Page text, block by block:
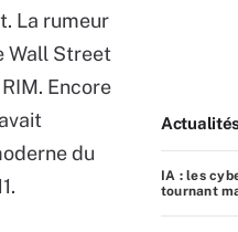
La rumeur
Wall Street
Encore
du
IA : les
tournant